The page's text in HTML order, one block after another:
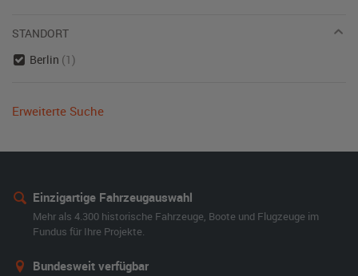
STANDORT
Berlin (1)
Erweiterte Suche
Einzigartige Fahrzeugauswahl
Mehr als 4.300 historische Fahrzeuge, Boote und Flugzeuge im
Fundus für Ihre Projekte.
Bundesweit verfügbar